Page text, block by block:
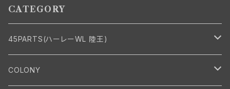
CATEGORY
45PARTS(ハーレーWL 陸王)
エンジン
COLONY